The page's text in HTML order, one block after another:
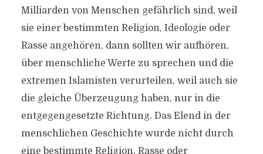
Milliarden von Menschen gefährlich sind, weil
sie einer bestimmten Religion, Ideologie oder
Rasse angehören, dann sollten wir aufhören,
über menschliche Werte zu sprechen und die
extremen Islamisten verurteilen, weil auch sie
die gleiche Überzeugung haben, nur in die
entgegengesetzte Richtung. Das Elend in der
menschlichen Geschichte wurde nicht durch
eine bestimmte Religion, Rasse oder